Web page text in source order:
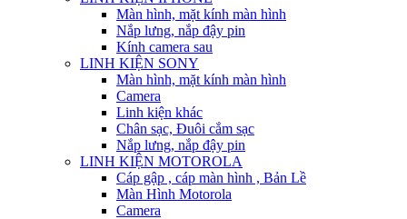
Màn hình, mặt kính màn hình
Nắp lưng, nắp đậy pin
Kính camera sau
LINH KIỆN SONY
Màn hình, mặt kính màn hình
Camera
Linh kiện khác
Chân sạc, Đuôi cắm sạc
Nắp lưng, nắp đậy pin
LINH KIỆN MOTOROLA
Cáp gập , cáp màn hình , Bản Lề
Màn Hình Motorola
Camera